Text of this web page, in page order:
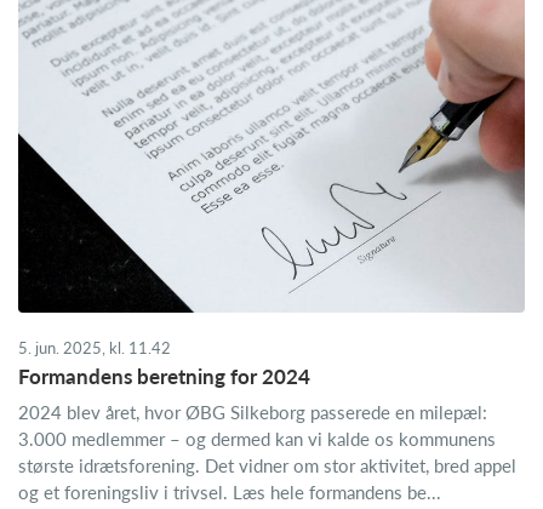
5. jun. 2025, kl. 11.42
Formandens beretning for 2024
2024 blev året, hvor ØBG Silkeborg passerede en milepæl:
3.000 medlemmer – og dermed kan vi kalde os kommunens
største idrætsforening. Det vidner om stor aktivitet, bred appel
og et foreningsliv i trivsel. Læs hele formandens be...